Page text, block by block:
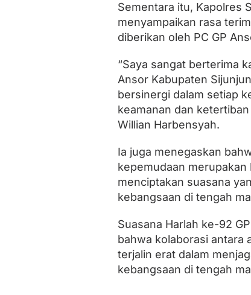
Sementara itu, Kapolres
menyampaikan rasa
diberikan oleh PC GP
“Saya sangat berterima
Ansor Kabupaten
bersinergi dalam setiap
keamanan dan
Willian Harbensyah.
Ia juga menegaskan
kepemudaan
menciptakan suasana
kebangsaan di tengah
Suasana Harlah ke-92
bahwa kolaborasi antara
terjalin erat dalam
kebangsaan di tengah